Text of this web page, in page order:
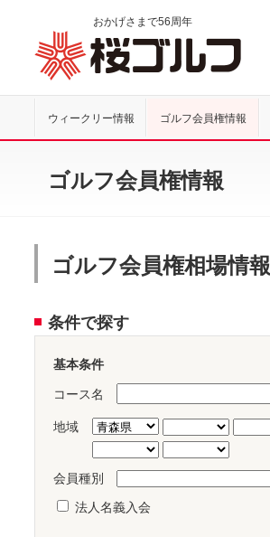
おかげさまで56周年
ウィークリー情報 ゴルフ会員権情報
ゴルフ会員権情報
ゴルフ会員権相場情報
条件で探す
基本条件
コース名
地域
会員種別
法人名義入会